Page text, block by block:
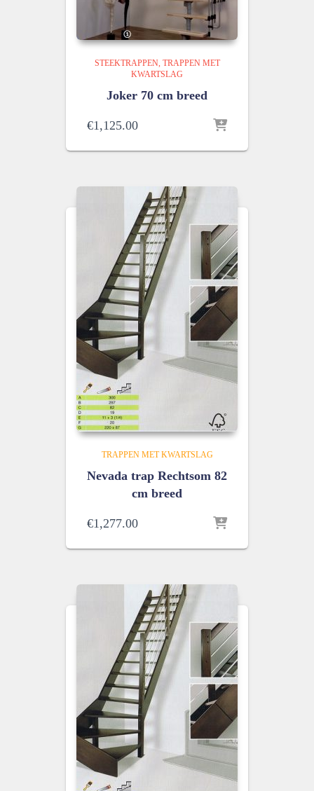
STEEKTRAPPEN TRAPPEN MET
KWARTSLAG
Joker 70 cm breed
€1,125.00
TRAPPEN MET KWARTSLAG
Nevada trap Rechtsom 82
cm breed
€1,277.00